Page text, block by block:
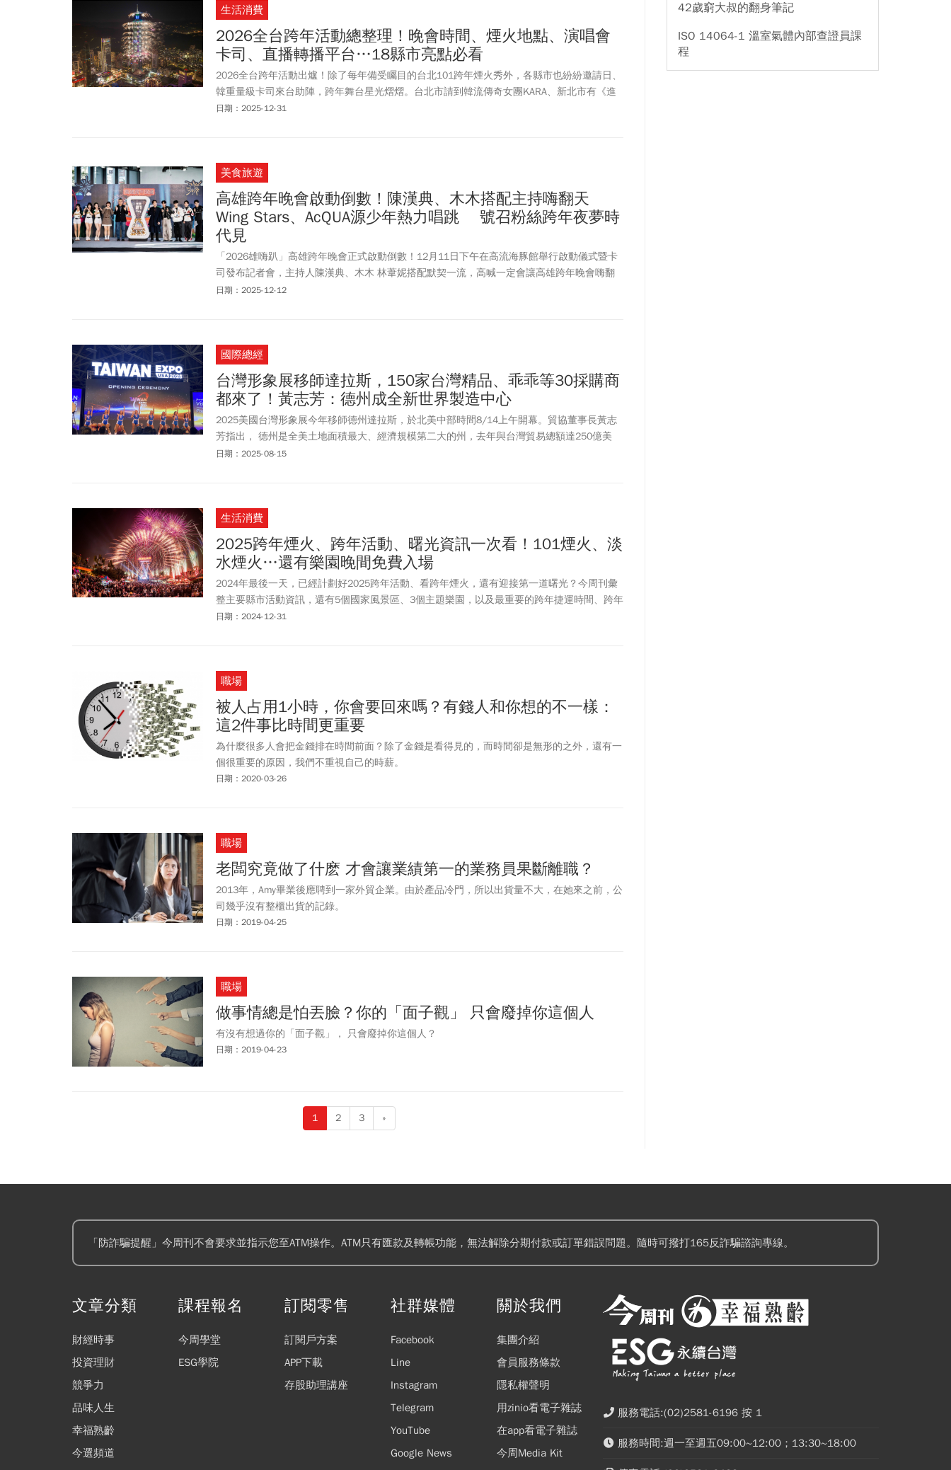
生活消費
2026全台跨年活動總整理！晚會時間、煙火地點、演唱會
卡司、直播轉播平台…18縣市亮點必看
2026全台跨年活動出爐！除了每年備受矚目的台北101跨年煙火秀外，各縣市也紛紛邀請日、
韓重量級卡司來台助陣，跨年舞台星光熠熠。台北市請到韓流傳奇女團KARA、新北市有《進
擊的巨人》片尾曲原唱登台演出、桃園跨年則由韓國女團 Apink擔任壓軸，二代人氣男團
點。
日期：2025-12-31
美食旅遊
高雄跨年晚會啟動倒數！陳漢典、木木搭配主持嗨翻天
Wing Stars、AcQUA源少年熱力唱跳 號召粉絲跨年夜夢時
代見
「2026雄嗨趴」高雄跨年晚會正式啟動倒數！12月11日下午在高流海豚館舉行啟動儀式暨卡
司發布記者會，主持人陳漢典、木木 林葦妮搭配默契一流，高喊一定會讓高雄跨年晚會嗨翻
天！高市副市長李懷仁也強調，高雄跨年晚會誠意滿滿，卡司超強，海內外巨星歌手將獻給高
日期：2025-12-12
國際總經
台灣形象展移師達拉斯，150家台灣精品、乖乖等30採購商
都來了！黃志芳：德州成全新世界製造中心
2025美國台灣形象展今年移師德州達拉斯，於北美中部時間8/14上午開幕。貿協董事長黃志
芳指出， 德州是全美土地面積最大、經濟規模第二大的州，去年與台灣貿易總額達250億美
金，除名列各州前茅，更遠高於許多國家與台灣的貿易總額。 黃志芳表示，此次形象展與以
日期：2025-08-15
生活消費
2025跨年煙火、跨年活動、曙光資訊一次看！101煙火、淡
水煙火…還有樂園晚間免費入場
2024年最後一天，已經計劃好2025跨年活動、看跨年煙火，還有迎接第一道曙光？今周刊彙
整主要縣市活動資訊，還有5個國家風景區、3個主題樂園，以及最重要的跨年捷運時間、跨年
晚會交通攻略等資訊一次看！
日期：2024-12-31
職場
被人占用1小時，你會要回來嗎？有錢人和你想的不一樣：
這2件事比時間更重要
為什麼很多人會把金錢排在時間前面？除了金錢是看得見的，而時間卻是無形的之外，還有一
個很重要的原因，我們不重視自己的時薪。
日期：2020-03-26
職場
老闆究竟做了什麽 才會讓業績第一的業務員果斷離職？
2013年，Amy畢業後應聘到一家外貿企業。由於產品冷門，所以出貨量不大，在她來之前，公
司幾乎沒有整櫃出貨的記錄。
日期：2019-04-25
職場
做事情總是怕丟臉？你的「面子觀」 只會廢掉你這個人
有沒有想過你的「面子觀」， 只會廢掉你這個人？
日期：2019-04-23
1 2 3 »
42歲窮大叔的翻身筆記
ISO 14064-1 溫室氣體內部查證員課
程
「防詐騙提醒」今周刊不會要求並指示您至ATM操作。ATM只有匯款及轉帳功能，無法解除分期付款或訂單錯誤問題。隨時可撥打165反詐騙諮詢專線。
文章分類
財經時事
投資理財
競爭力
品味人生
幸福熟齡
今選頻道
課程報名
今周學堂
ESG學院
訂閱零售
訂閱戶方案
APP下載
存股助理講座
社群媒體
Facebook
Line
Instagram
Telegram
YouTube
Google News
關於我們
集團介紹
會員服務條款
隱私權聲明
用zinio看電子雜誌
在app看電子雜誌
今周Media Kit
服務電話:(02)2581-6196 按 1
服務時間:週一至週五09:00~12:00；13:30~18:00